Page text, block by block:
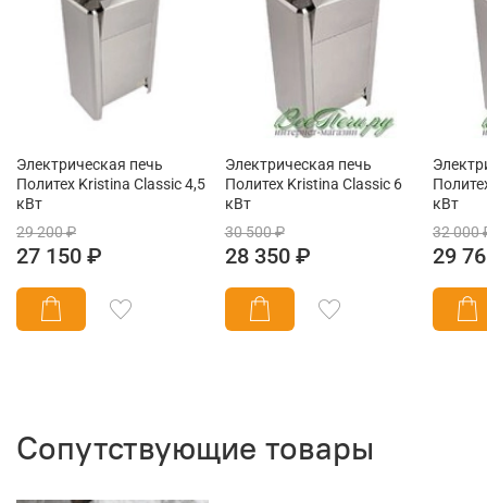
Электрическая печь
Политех Kristina Classic 4,5
кВт
29 200 ₽
27 150 ₽
Электрическая печь
Политех Kristina Classic 6
кВт
30 500 ₽
28 350 ₽
кВт
32 000
29
Сопутствующие товары